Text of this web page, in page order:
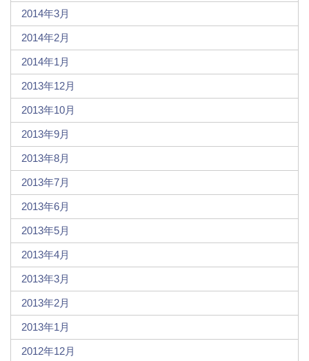
2014年3月
2014年2月
2014年1月
2013年12月
2013年10月
2013年9月
2013年8月
2013年7月
2013年6月
2013年5月
2013年4月
2013年3月
2013年2月
2013年1月
2012年12月